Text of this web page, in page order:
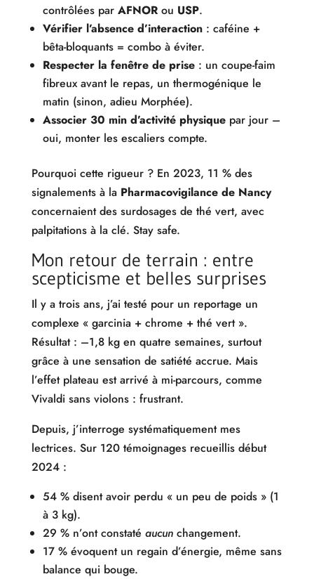
contrôlées par AFNORou USP.
Vérifier l’absence d’interaction: caféine +
bêta-bloquants = combo à éviter.
Respecter la fenêtre de prise: un coupe-faim
fibreux avant le repas, un thermogénique le
matin (sinon, adieu Morphée).
Associer 30 min d’activité physiquepar jour –
oui, monter les escaliers compte.
Pourquoi cette rigueur ? En 2023, 11 % des
signalements à la Pharmacovigilance de Nancy
concernaient des surdosages de thé vert, avec
palpitations à la clé. Stay safe.
Mon retour de terrain : entre
scepticisme et belles surprises
Il y a trois ans, j’ai testé pour un reportage un
complexe « garcinia + chrome + thé vert ».
Résultat : –1,8 kg en quatre semaines, surtout
grâce à une sensation de satiété accrue. Mais
l’effet plateau est arrivé à mi-parcours, comme
Vivaldi sans violons : frustrant.
Depuis, j’interroge systématiquement mes
lectrices. Sur 120 témoignages recueillis début
2024 :
54 % disent avoir perdu « un peu de poids » (1
à 3 kg).
29 % n’ont constaté aucunchangement.
17 % évoquent un regain d’énergie, même sans
balance qui bouge.